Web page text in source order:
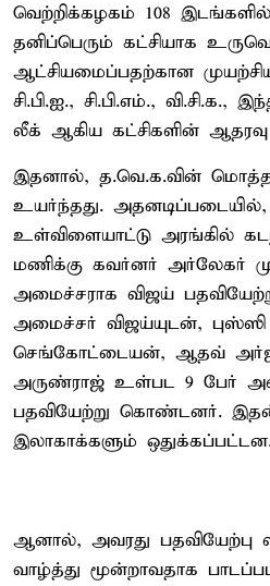
வெற்றிக்கழகம் 108
தனிப்பெரும் கட்சியாக
ஆட்சியமைப்பதற்கான
சி.பி.ஐ., சி.பி.எம்., வி.சி.க.,
லீக் ஆகிய கட்சிகளின் ஆதரவு
இதனால், த.வெ.க.வின்
உயர்ந்தது.
உள்விளையாட்டு அரங்கில்
மணிக்கு கவர்னர் அர்லேகர்
அமைச்சராக விஜய்
அமைச்சர் விஜய்யுடன்,
செங்கோட்டையன், ஆதவ்
அருண்ராஜ் உள்பட 9 பேர்
பதவியேற்று கொண்டனர்.
இலாகாக்களும்
ஆனால், அவரது பதவியேற்பு
வாழ்த்து மூன்றாவதாக